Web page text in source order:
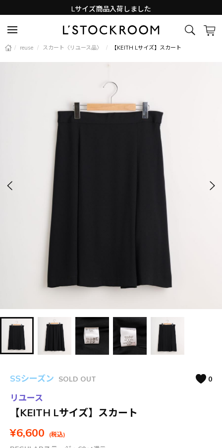
Lサイズ商品入荷しました
/ reuse / スカート〈リユース品〉 / 【KEITH Lサイズ】スカート
SSシーズン SOLD OUT 0
リユース
【KEITH Lサイズ】スカート
¥6,600 (税込)